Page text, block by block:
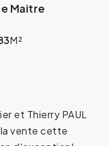
Maitre
M²
et Thierry PAUL
la vente cette